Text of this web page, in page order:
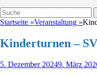
Suche
Suche
nach:
Startseite »Veranstaltung »
Kinderturnen –
Veröffentlicht
5. Dezember 20249. März